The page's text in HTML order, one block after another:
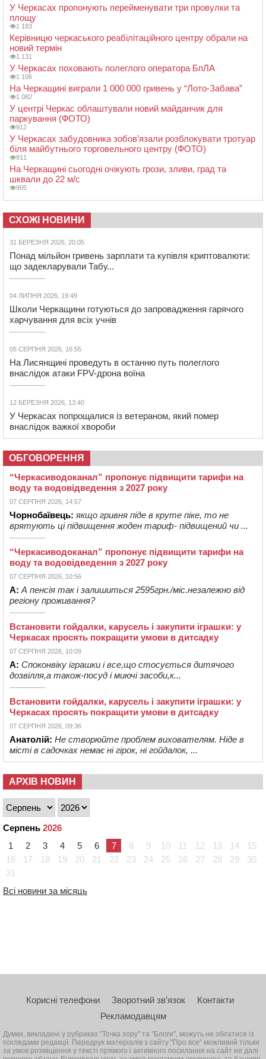
У Черкасах пропонують перейменувати три провулки та
площу
1 183
Керівницю черкаського реабілітаційного центру обрали на
новий термін
1 131
У Черкасах поховають полеглого оператора БпЛА
1 106
На Черкащині виграли 1 000 000 гривень у “Лото-Забава”
1 082
У центрі Черкас облаштували новий майданчик для
паркування (ФОТО)
912
У Черкасах забудовника зобов’язали розблокувати тротуар
біля майбутнього торговельного центру (ФОТО)
911
На Черкащині сьогодні очікують грози, зливи, град та
шквали до 22 м/с
905
СХОЖІ НОВИНИ
31 БЕРЕЗНЯ 2026, 20:05
Понад мільйон гривень зарплати та купівля криптовалюти:
що задекларували Табу...
04 ЛИПНЯ 2026, 19:49
Школи Черкащини готуються до запровадження гарячого
харчування для всіх учнів
05 СЕРПНЯ 2026, 16:55
На Лисянщині проведуть в останню путь полеглого
внаслідок атаки FPV-дрона воїна
12 БЕРЕЗНЯ 2026, 13:40
У Черкасах попрощалися із ветераном, який помер
внаслідок важкої хвороби
ОБГОВОРЕННЯ
“Черкасиводоканал” пропонує підвищити тарифи на
воду та водовідведення з 2027 року
07 СЕРПНЯ 2026, 14:57
Чорнобаївець: якщо гривня піде в круте піке, то не
врятують ці підвищення жоден тариф- підвищений чи ...
“Черкасиводоканал” пропонує підвищити тарифи на
воду та водовідведення з 2027 року
07 СЕРПНЯ 2026, 10:56
А: А пенсія так і залишиться 2595грн./міс.незалежно від
регіону проживання?
Встановити гойдалки, карусель і закупити іграшки: у
Черкасах просять покращити умови в дитсадку
07 СЕРПНЯ 2026, 10:09
А: Споконвіку іграшки і все,що стосується дитячого
дозвілля,а також-посуд і миючі засоби,к...
Встановити гойдалки, карусель і закупити іграшки: у
Черкасах просять покращити умови в дитсадку
07 СЕРПНЯ 2026, 09:36
Анатолій: Не створюйте проблем вихователям. Ніде в
місті в садочках немає ні гірок, ні гойдалок, ...
АРХІВ НОВИН
Серпень 2026
1
2 3 4 5 6 7 8 9 10 11 12 13 14
15
16
17 18 19 20 21 22 23 24 25 26 27 28 29
30
31
Всі новини за місяць
Корисні телефони Зворотний зв’язок
Контакти
Рекламодавцям
Думки, викладені у рубриках "Точка зору" та "Блоги", можуть не збігатися із
поглядами редакції. Передрук матеріалів з сайту "Про все" можливий тільки
за умов розміщення у тексті прямого і активного посилання на сайт не далі